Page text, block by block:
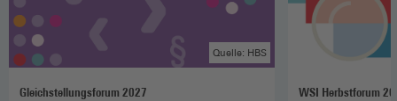
Gleichstellungsforum 2027
Quelle: HBS
WSI Herbstforum